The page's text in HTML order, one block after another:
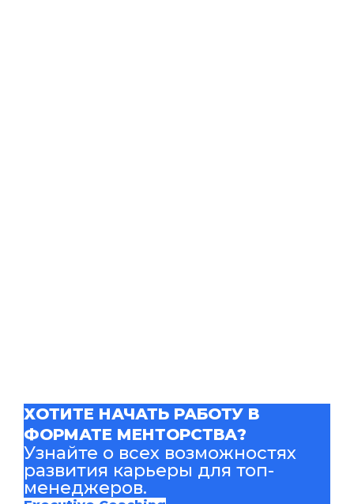
ХОТИТЕ НАЧАТЬ РАБОТУ В
ФОРМАТЕ МЕНТОРСТВА?
Узнайте о всех возможностях
развития карьеры для топ-
менеджеров.